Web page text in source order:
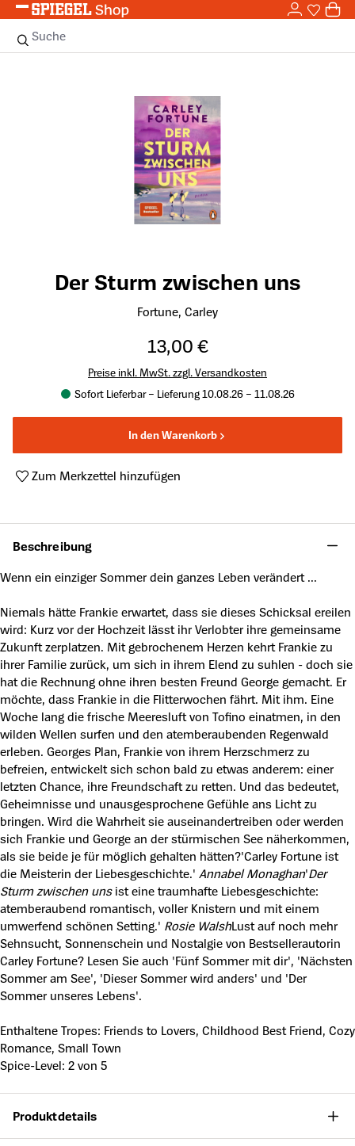
Zum Hauptinhalt springen 0
Suche
Der Sturm zwischen uns
Fortune, Carley
13,00 €
Preise inkl. MwSt. zzgl. Versandkosten
Sofort Lieferbar – Lieferung 10.08.26 – 11.08.26
In den Warenkorb
Zum Merkzettel hinzufügen
Beschreibung
Wenn ein einziger Sommer dein ganzes Leben verändert ...
Niemals hätte Frankie erwartet, dass sie dieses Schicksal ereilen
wird: Kurz vor der Hochzeit lässt ihr Verlobter ihre gemeinsame
Zukunft zerplatzen. Mit gebrochenem Herzen kehrt Frankie zu
ihrer Familie zurück, um sich in ihrem Elend zu suhlen - doch sie
hat die Rechnung ohne ihren besten Freund George gemacht. Er
möchte, dass Frankie in die Flitterwochen fährt. Mit ihm. Eine
Woche lang die frische Meeresluft von Tofino einatmen, in den
wilden Wellen surfen und den atemberaubenden Regenwald
erleben. Georges Plan, Frankie von ihrem Herzschmerz zu
befreien, entwickelt sich schon bald zu etwas anderem: einer
letzten Chance, ihre Freundschaft zu retten. Und das bedeutet,
Geheimnisse und unausgesprochene Gefühle ans Licht zu
bringen. Wird die Wahrheit sie auseinandertreiben oder werden
sich Frankie und George an der stürmischen See näherkommen,
als sie beide je für möglich gehalten hätten?'Carley Fortune ist
die Meisterin der Liebesgeschichte.' Annabel Monaghan'Der
Sturm zwischen uns ist eine traumhafte Liebesgeschichte:
atemberaubend romantisch, voller Knistern und mit einem
umwerfend schönen Setting.' Rosie WalshLust auf noch mehr
Sehnsucht, Sonnenschein und Nostalgie von Bestsellerautorin
Carley Fortune? Lesen Sie auch 'Fünf Sommer mit dir', 'Nächsten
Sommer am See', 'Dieser Sommer wird anders' und 'Der
Sommer unseres Lebens'.
Enthaltene Tropes: Friends to Lovers, Childhood Best Friend, Cozy
Romance, Small Town
Spice-Level: 2 von 5
Produktdetails